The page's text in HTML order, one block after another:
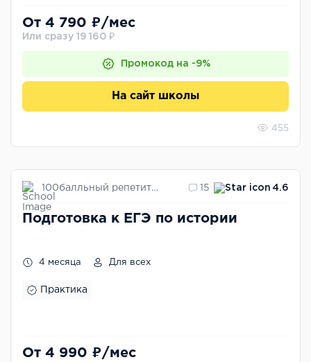
От 4 790 ₽/мес
Или сразу 19 160 ₽
Промокод на -9%
На сайт школы
455
100балльный репетитор 15 4.6
Подготовка к ЕГЭ по истории
4 месяца Для всех
Практика
От 4 990 ₽/мес